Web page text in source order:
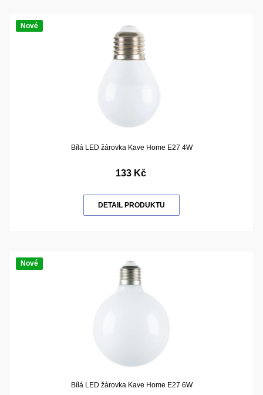
Nové
Bílá LED žárovka Kave Home E27 4W
133 Kč
DETAIL PRODUKTU
Nové
Bílá LED žárovka Kave Home E27 6W